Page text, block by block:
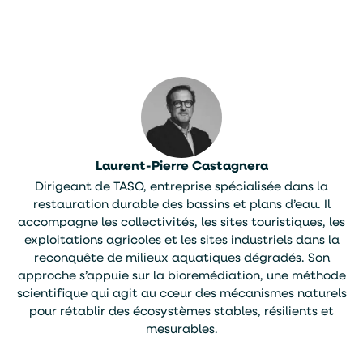
Laurent-Pierre Castagnera
Dirigeant de TASO, entreprise spécialisée dans la
restauration durable des bassins et plans d’eau. Il
accompagne les collectivités, les sites touristiques, les
exploitations agricoles et les sites industriels dans la
reconquête de milieux aquatiques dégradés. Son
approche s’appuie sur la bioremédiation, une méthode
scientifique qui agit au cœur des mécanismes naturels
pour rétablir des écosystèmes stables, résilients et
mesurables.